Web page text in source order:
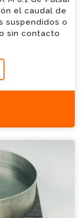
el caudal de
suspendidos o
sin contacto
Empresa
*
Consulta
un miembro
contigo en
*